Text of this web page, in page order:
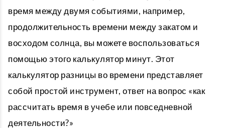
время между двумя событиями, например,
продолжительность времени между закатом и
восходом солнца, вы можете воспользоваться
помощью этого калькулятор минут. Этот
калькулятор разницы во времени представляет
собой простой инструмент, ответ на вопрос «как
рассчитать время в учебе или повседневной
деятельности?»